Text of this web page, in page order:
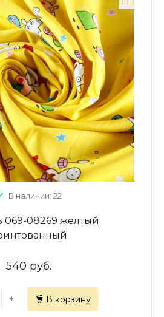
В наличии: 22
069-08269 желтый
540 руб.
+ В корзину